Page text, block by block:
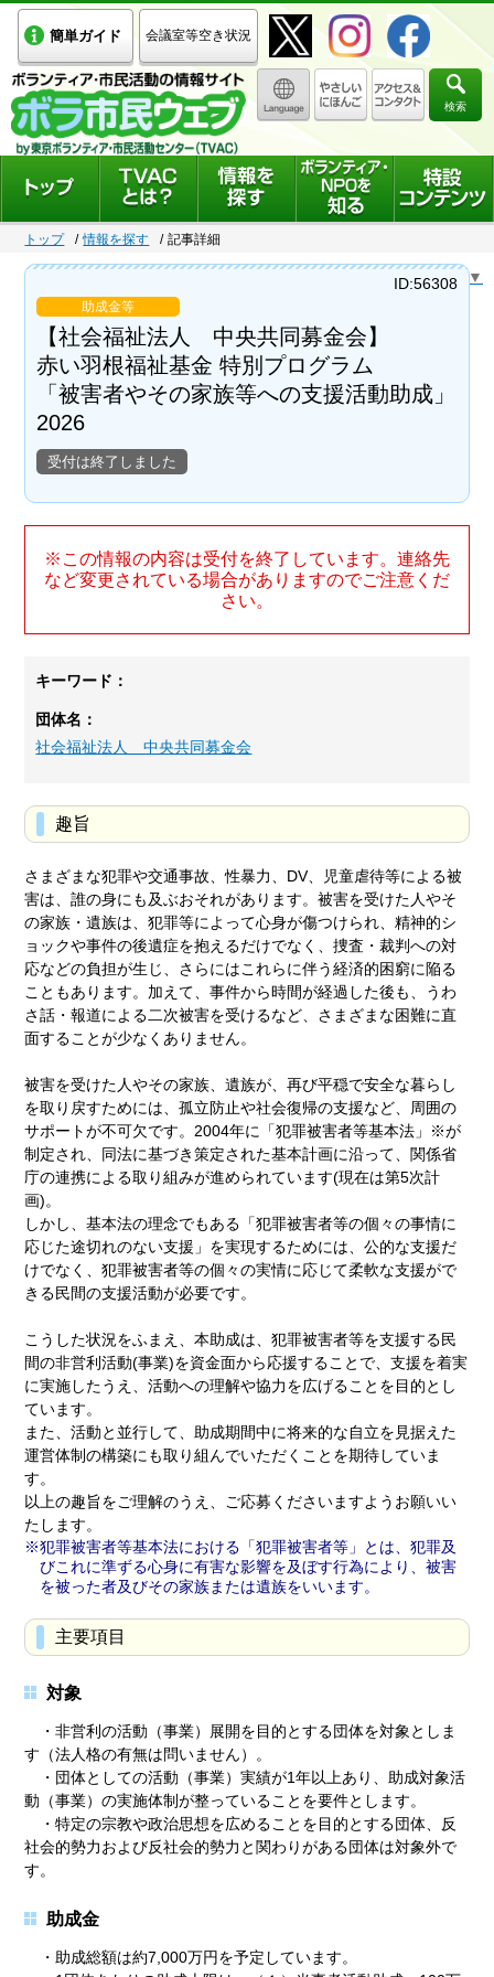
簡単ガイド 会議室等空き状況
検索
トップ 情報を探す 記事詳細
Select Language ▼
助成金等
【社会福祉法人 中央共同募金会】
赤い羽根福祉基金 特別プログラム
「被害者やその家族等への支援活動助成」
2026
受付は終了しました
ID:56308
※この情報の内容は受付を終了しています。連絡先
など変更されている場合がありますのでご注意くだ
さい。
キーワード：
団体名：
社会福祉法人 中央共同募金会
趣旨
さまざまな犯罪や交通事故、性暴力、DV、児童虐待等による被
害は、誰の身にも及ぶおそれがあります。被害を受けた人やそ
の家族・遺族は、犯罪等によって心身が傷つけられ、精神的シ
ョックや事件の後遺症を抱えるだけでなく、捜査・裁判への対
応などの負担が生じ、さらにはこれらに伴う経済的困窮に陥る
こともあります。加えて、事件から時間が経過した後も、うわ
さ話・報道による二次被害を受けるなど、さまざまな困難に直
面することが少なくありません。
被害を受けた人やその家族、遺族が、再び平穏で安全な暮らし
を取り戻すためには、孤立防止や社会復帰の支援など、周囲の
サポートが不可欠です。2004年に「犯罪被害者等基本法」※が
制定され、同法に基づき策定された基本計画に沿って、関係省
庁の連携による取り組みが進められています(現在は第5次計
画)。
しかし、基本法の理念でもある「犯罪被害者等の個々の事情に
応じた途切れのない支援」を実現するためには、公的な支援だ
けでなく、犯罪被害者等の個々の実情に応じて柔軟な支援がで
きる民間の支援活動が必要です。
こうした状況をふまえ、本助成は、犯罪被害者等を支援する民
間の非営利活動(事業)を資金面から応援することで、支援を着実
に実施したうえ、活動への理解や協力を広げることを目的とし
ています。
また、活動と並行して、助成期間中に将来的な自立を見据えた
運営体制の構築にも取り組んでいただくことを期待していま
す。
以上の趣旨をご理解のうえ、ご応募くださいますようお願いい
たします。
犯罪被害者等基本法における「犯罪被害者等」とは、犯罪及
びこれに準ずる心身に有害な影響を及ぼす行為により、被害
を被った者及びその家族または遺族をいいます。
主要項目
対象
・非営利の活動（事業）展開を目的とする団体を対象としま
す（法人格の有無は問いません）。
・団体としての活動（事業）実績が1年以上あり、助成対象活
動（事業）の実施体制が整っていることを要件とします。
・特定の宗教や政治思想を広めることを目的とする団体、反
社会的勢力および反社会的勢力と関わりがある団体は対象外で
す。
助成金
・助成総額は約7,000万円を予定しています。